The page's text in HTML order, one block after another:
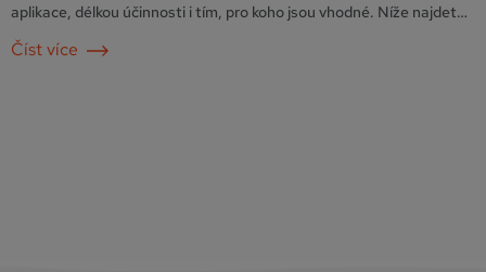
aplikace, délkou účinnosti i tím, pro koho jsou vhodné. Níže najdete
přehledné srovnání, které vám pomůže vybrat správnou variantu.
Arpalit Neo sprej Pro koho je určen:Primárně pro psy. Není určen pro
Číst více